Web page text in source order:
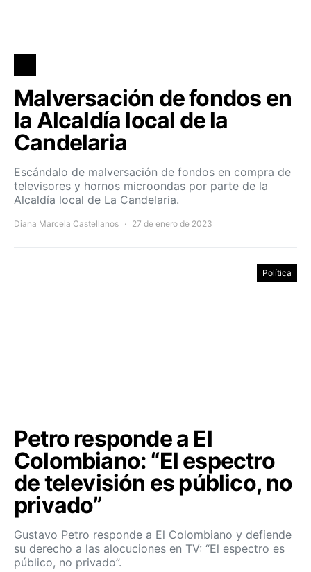
Malversación de fondos en
la Alcaldía local de la
Candelaria
Escándalo de malversación de fondos en compra de
televisores y hornos microondas por parte de la
Alcaldía local de La Candelaria.
Diana Marcela Castellanos 27 de enero de 2023
Política
Petro responde a El
Colombiano: “El espectro
de televisión es público, no
privado”
Gustavo Petro responde a El Colombiano y defiende
su derecho a las alocuciones en TV: “El espectro es
público, no privado”.